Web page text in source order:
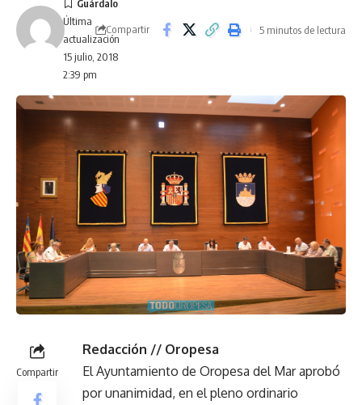
Última
actualización
15 julio, 2018
2:39 pm
Compartir 5 minutos de lectura
Compartir
Redacción // Oropesa
El Ayuntamiento de Oropesa del Mar aprobó
por unanimidad, en el pleno ordinario